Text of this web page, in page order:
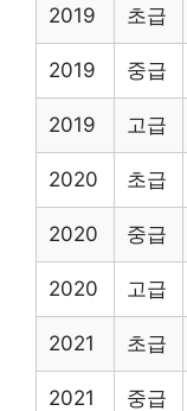
2019 초급
2019 중급
2019 고급
2020 초급
2020 중급
2020 고급
2021 초급
2021 중급